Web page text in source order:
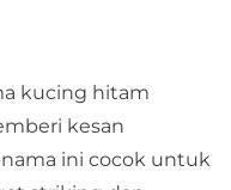
kucing hitam
kesan
ini cocok untuk